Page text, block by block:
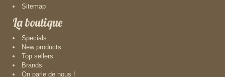
Sitemap
La boutique
Specials
New products
Top sellers
Brands
On parle de nous !